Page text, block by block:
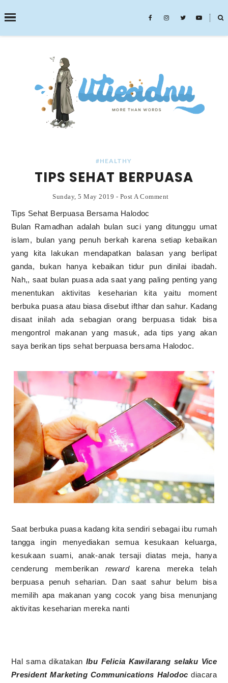
˟
SEARCH THIS BLOG
#HEALTHY
TIPS SEHAT BERPUASA
Sunday, 5 May 2019 - Post A Comment
Tips Sehat Berpuasa Bersama Halodoc
Bulan Ramadhan adalah bulan suci yang ditunggu umat
islam, bulan yang penuh berkah karena setiap kebaikan
yang kita lakukan mendapatkan balasan yang berlipat
ganda, bukan hanya kebaikan tidur pun dinilai ibadah.
Nah,, saat bulan puasa ada saat yang paling penting yang
menentukan aktivitas keseharian kita yaitu moment
berbuka puasa atau biasa disebut ifthar dan sahur. Kadang
disaat inilah ada sebagian orang berpuasa tidak bisa
mengontrol makanan yang masuk, ada tips yang akan
saya berikan tips sehat berpuasa bersama Halodoc.
Saat berbuka puasa kadang kita sendiri sebagai ibu rumah
tangga ingin menyediakansemua kesukaan keluarga,
kesukaan suami, anak-anak tersaji diatas meja, hanya
cenderung memberikan reward karena mereka telah
berpuasa penuh seharian. Dan saat sahur belum bisa
memilih apa makanan yang cocok yang bisa menunjang
aktivitas keseharian mereka nanti
Hal sama dikatakanIbu Felicia Kawilarang selaku Vice
President Marketing Communications Halodoc diacara